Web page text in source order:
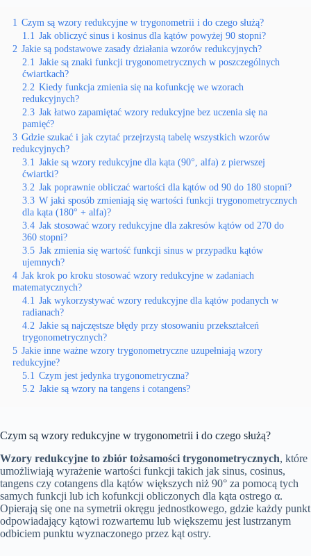
1 Czym są wzory redukcyjne w trygonometrii i do czego służą?
1.1 Jak obliczyć sinus i kosinus dla kątów powyżej 90 stopni?
2 Jakie są podstawowe zasady działania wzorów redukcyjnych?
2.1 Jakie są znaki funkcji trygonometrycznych w poszczególnych
ćwiartkach?
2.2 Kiedy funkcja zmienia się na kofunkcję we wzorach
redukcyjnych?
2.3 Jak łatwo zapamiętać wzory redukcyjne bez uczenia się na
pamięć?
3 Gdzie szukać i jak czytać przejrzystą tabelę wszystkich wzorów
redukcyjnych?
3.1 Jakie są wzory redukcyjne dla kąta (90°, alfa) z pierwszej
ćwiartki?
3.2 Jak poprawnie obliczać wartości dla kątów od 90 do 180 stopni?
3.3 W jaki sposób zmieniają się wartości funkcji trygonometrycznych
dla kąta (180° + alfa)?
3.4 Jak stosować wzory redukcyjne dla zakresów kątów od 270 do
360 stopni?
3.5 Jak zmienia się wartość funkcji sinus w przypadku kątów
ujemnych?
4 Jak krok po kroku stosować wzory redukcyjne w zadaniach
matematycznych?
4.1 Jak wykorzystywać wzory redukcyjne dla kątów podanych w
radianach?
4.2 Jakie są najczęstsze błędy przy stosowaniu przekształceń
trygonometrycznych?
5 Jakie inne ważne wzory trygonometryczne uzupełniają wzory
redukcyjne?
5.1 Czym jest jedynka trygonometryczna?
5.2 Jakie są wzory na tangens i cotangens?
Czym są wzory redukcyjne w trygonometrii i do czego służą?
Wzory redukcyjne to zbiór tożsamości trygonometrycznych, które
umożliwiają wyrażenie wartości funkcji takich jak sinus, cosinus,
tangens czy cotangens dla kątów większych niż 90° za pomocą tych
samych funkcji lub ich kofunkcji obliczonych dla kąta ostrego α.
Opierają się one na symetrii okręgu jednostkowego, gdzie każdy punkt
odpowiadający kątowi rozwartemu lub większemu jest lustrzanym
odbiciem punktu wyznaczonego przez kąt ostry.